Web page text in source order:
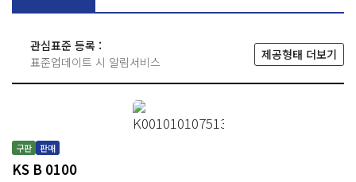
관심표준 등록 :
표준업데이트 시 알림서비스
제공형태 더보기
구판 판매
KS B 0100